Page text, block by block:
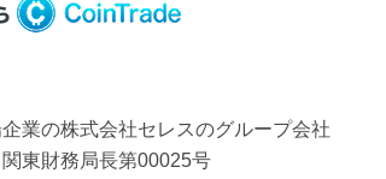
企業の株式会社セレスのグループ会社
関東財務局長第00025号